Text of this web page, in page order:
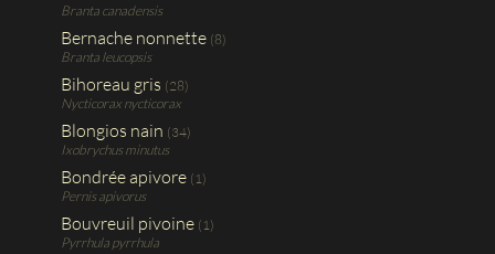
Branta canadensis
Bernache nonnette (8)
Branta leucopsis
Bihoreau gris (28)
Nycticorax nycticorax
Blongios nain (34)
Ixobrychus minutus
Bondrée apivore (1)
Pernis apivorus
Bouvreuil pivoine (1)
Pyrrhula pyrrhula